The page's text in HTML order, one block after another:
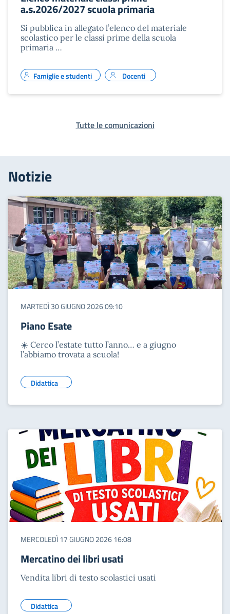
a.s.2026/2027 scuola primaria
Si pubblica in allegato l’elenco del materiale
scolastico per le classi prime della scuola
primaria …
Famiglie e studenti Docenti
Tutte le comunicazioni
Notizie
MARTEDÌ 30 GIUGNO 2026 09:10
Piano Esate
☀️ Cerco l’estate tutto l’anno… e a giugno
l’abbiamo trovata a scuola!
Didattica
MERCOLEDÌ 17 GIUGNO 2026 16:08
Mercatino dei libri usati
Vendita libri di testo scolastici usati
Didattica